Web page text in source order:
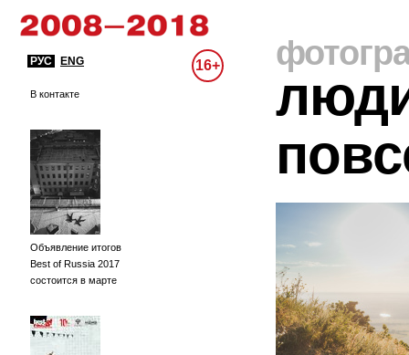
РУС ENG 16+
В контакте
Объявление итогов
Best of Russia 2017
состоится в марте